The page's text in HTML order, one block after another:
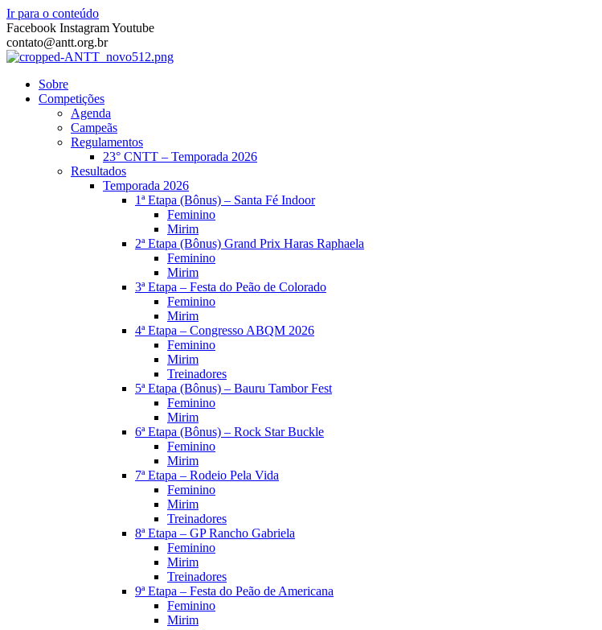
Ir para o conteúdo
Facebook InstagramYoutube
contato@antt.org.br
Sobre
Competições
Agenda
Campeãs
Regulamentos
23° CNTT – Temporada 2026
Resultados
Temporada 2026
1ª Etapa (Bônus) – Santa Fé Indoor
Feminino
Mirim
2ª Etapa (Bônus) Grand Prix Haras Raphaela
Feminino
Mirim
3ª Etapa – Festa do Peão de Colorado
Feminino
Mirim
4ª Etapa – Congresso ABQM 2026
Feminino
Mirim
Treinadores
5ª Etapa (Bônus) – Bauru Tambor Fest
Feminino
Mirim
6ª Etapa (Bônus) – Rock Star Buckle
Feminino
Mirim
7ª Etapa – Rodeio Pela Vida
Feminino
Mirim
Treinadores
8ª Etapa – GP Rancho Gabriela
Feminino
Mirim
Treinadores
9ª Etapa – Festa do Peão de Americana
Feminino
Mirim